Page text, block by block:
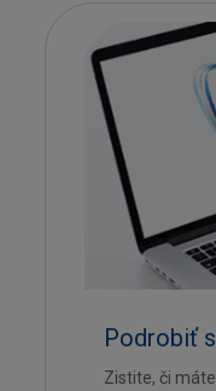
Podrobiť
Zistite, či